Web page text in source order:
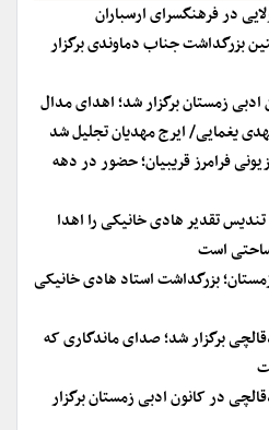
در فرهنگسرای ارسباران
نخستین بزرگداشت جناب دماوندی برگزار
ادبی زمستان برگزار شد؛ اهدای مدال
یغمایی/ ایرج مهدیان تجلیل شد
فرامرز قریبیان؛ حضور در دهه
تقدیر هادی خانیکی را اهدا
است
بزرگداشت استاد هادی خانیکی
برگزار شد؛ صدای ماندگاری که
در کانون ادبی زمستان برگزار